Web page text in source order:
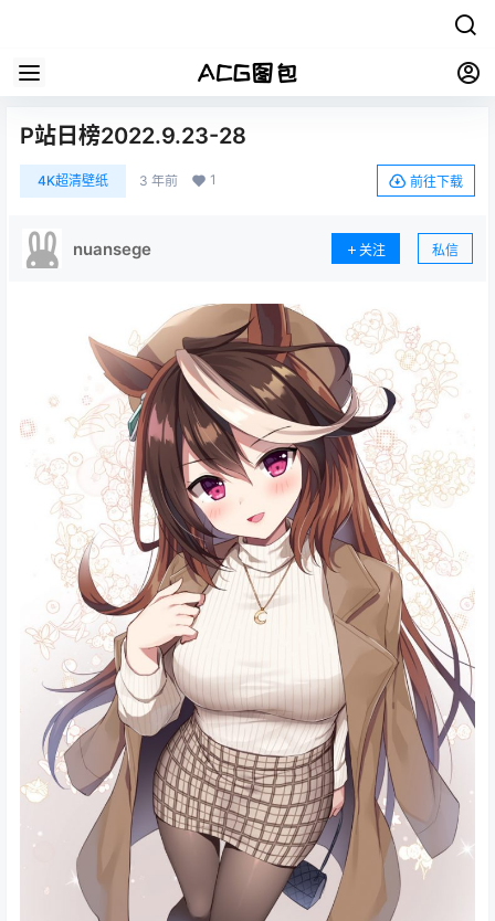
P站日榜2022.9.23-28
4K超清壁纸 3 年前 1 前往下载
nuansege 关注 私信